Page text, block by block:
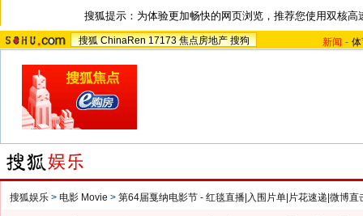
搜狐提示：为体验更加畅快的网页浏览，推荐您使用双核高
搜狐 ChinaRen 17173 焦点房地产 搜狗 新闻 -
搜狐娱乐 > 电影 Movie > 第64届戛纳电影节 - 红毯直播|入围片单|片花速递|微博直